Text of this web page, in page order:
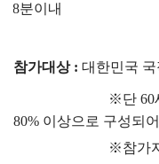
8분이내
참가대상 : 대한민국 국
※단 60
80% 이상으로 구성되
※참가